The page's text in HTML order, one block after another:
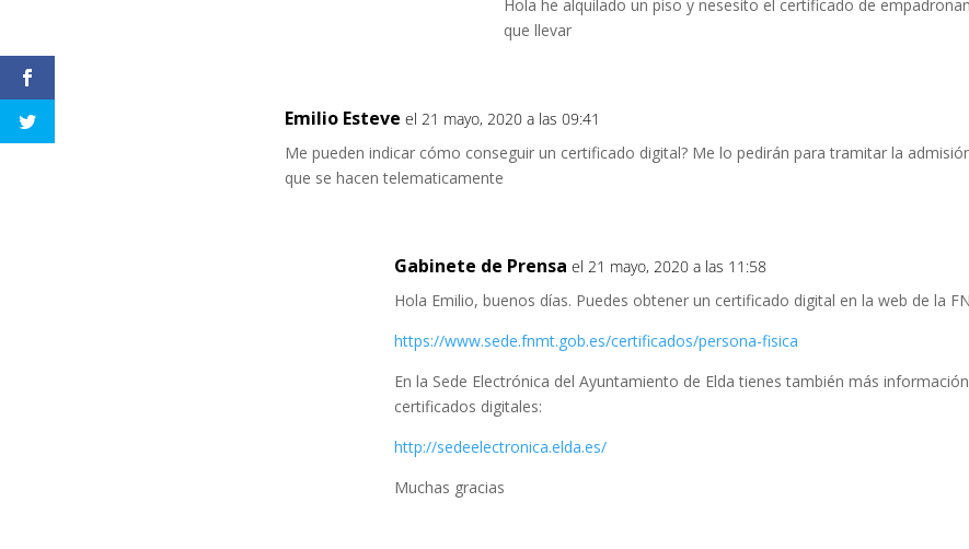
Hola he alquilado un piso y nesesito el certificado de
que llevar
Emilio Esteve el 21 mayo, 2020 a las 09:41
Me pueden indicar cómo conseguir un certificado digital? Me lo pedirán para tramitar la
que se hacen telematicamente
Gabinete de Prensa el 21 mayo, 2020 a las 11:58
Hola Emilio, buenos días. Puedes obtener un certificado digital en la web de la
https://www.sede.fnmt.gob.es/certificados/persona-fisica
En la Sede Electrónica del Ayuntamiento de Elda tienes también más
certificados digitales:
http://sedeelectronica.elda.es/
Muchas gracias